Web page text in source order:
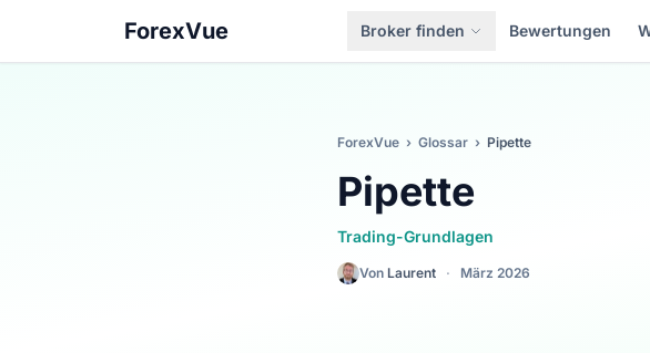
ForexVue Broker finden Bewertungen
ForexVue › Glossar › Pipette
Pipette
Trading-Grundlagen
Von Laurent · März 2026